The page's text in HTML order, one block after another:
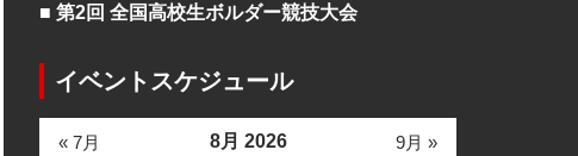
■ 第2回 全国高校生ボルダー競技大会
イベントスケジュール
8月 2026
« 7月 9月 »